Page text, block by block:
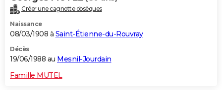
Créer une cagnotte obsèques
Naissance
08/03/1908 à Saint-Étienne-du-Rouvray
Décès
19/06/1988 au Mesnil-Jourdain
Famille MUTEL